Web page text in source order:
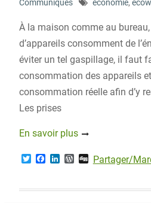
Communiqués
économie,
À la maison comme au
d’appareils consomment de
éviter un tel gaspillage, il faut
consommation des appareils
consommation réelle afin d’y
Les prises
En savoir plus
T
t
F
e
L
k
W
d
D
g
Partager/